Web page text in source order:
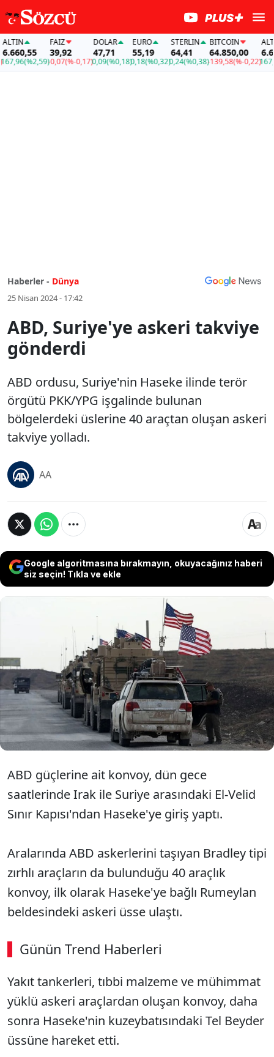
(%2,59)
FAİZ
39,92
-0,07(%-0,17)
DOLAR
47,71
0,09(%0,18)
EURO
55,19
0,18(%0,32)
STERLIN
64,41
0,24(%0,38)
BITCOIN
64.850,00
-139,58(%-0,22)
ALTIN
167,96
Haberler - Dünya
25 Nisan 2024 - 17:42
ABD, Suriye'ye askeri takviye
gönderdi
ABD ordusu, Suriye'nin Haseke ilinde terör
örgütü PKK/YPG işgalinde bulunan
bölgelerdeki üslerine 40 araçtan oluşan askeri
takviye yolladı.
AA
Google algoritmasına bırakmayın, okuyacağınız haberi
siz seçin! Tıkla ve ekle
ABD ordusu, Suriye'nin Haseke ilinde
terör örgütü PKK/YPG işgalinde bulunan
bölgelerdeki üslerine 40 araçtan oluşan
askeri takviye yolladı.
ABD güçlerine ait konvoy, dün gece
saatlerinde Irak ile Suriye arasındaki El-Velid
Sınır Kapısı'ndan Haseke'ye giriş yaptı.
Aralarında ABD askerlerini taşıyan Bradley tipi
zırhlı araçların da bulunduğu 40 araçlık
konvoy, ilk olarak Haseke'ye bağlı Rumeylan
beldesindeki askeri üsse ulaştı.
Günün Trend Haberleri
Yakıt tankerleri, tıbbi malzeme ve mühimmat
yüklü askeri araçlardan oluşan konvoy, daha
sonra Haseke'nin kuzeybatısındaki Tel Beyder
üssüne hareket etti.